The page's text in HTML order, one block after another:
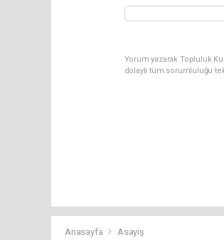
Yorum yazarak Topluluk
dolaylı tüm sorumluluğu
Anasayfa Asayiş